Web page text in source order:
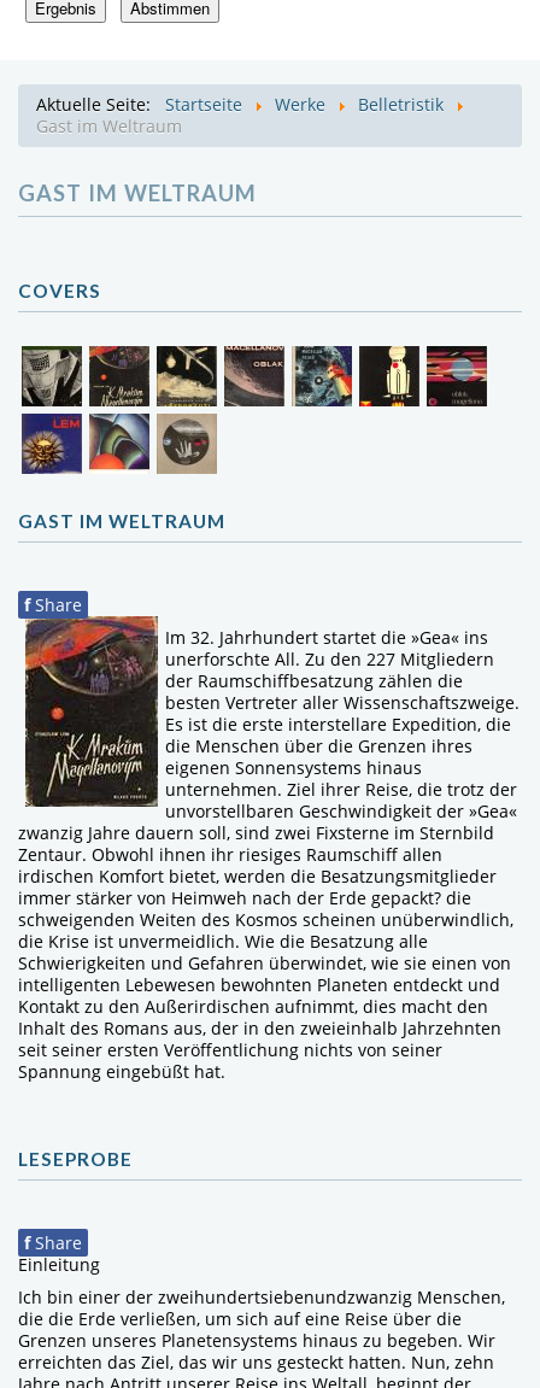
Aktuelle Seite: Startseite Werke
Belletristik
Gast im Weltraum
GAST IM WELTRAUM
COVERS
GAST IM WELTRAUM
f Share
Im 32. Jahrhundert startet die »Gea« ins
unerforschte All. Zu den 227 Mitgliedern
der Raumschiffbesatzung zählen die
besten Vertreter aller Wissenschaftszweige.
Es ist die erste interstellare Expedition, die
die Menschen über die Grenzen ihres
eigenen Sonnensystems hinaus
unternehmen. Ziel ihrer Reise, die trotz der
unvorstellbaren Geschwindigkeit der »Gea«
zwanzig Jahre dauern soll, sind zwei Fixsterne im Sternbild
Zentaur. Obwohl ihnen ihr riesiges Raumschiff allen
irdischen Komfort bietet, werden die Besatzungsmitglieder
immer stärker von Heimweh nach der Erde gepackt? die
schweigenden Weiten des Kosmos scheinen unüberwindlich,
die Krise ist unvermeidlich. Wie die Besatzung alle
Schwierigkeiten und Gefahren überwindet, wie sie einen von
intelligenten Lebewesen bewohnten Planeten entdeckt und
Kontakt zu den Außerirdischen aufnimmt, dies macht den
Inhalt des Romans aus, der in den zweieinhalb Jahrzehnten
seit seiner ersten Veröffentlichung nichts von seiner
Spannung eingebüßt hat.
LESEPROBE
f Share
Einleitung
Ich bin einer der zweihundertsiebenundzwanzig Menschen,
die die Erde verließen, um sich auf eine Reise über die
Grenzen unseres Planetensystems hinaus zu begeben. Wir
erreichten das Ziel, das wir uns gesteckt hatten. Nun, zehn
Jahre nach Antritt unserer Reise ins Weltall, beginnt der